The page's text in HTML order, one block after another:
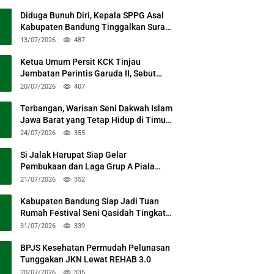
Diduga Bunuh Diri, Kepala SPPG Asal
Kabupaten Bandung Tinggalkan Surat
Permohonan Maaf
13/07/2026 487
Ketua Umum Persit KCK Tinjau
Jembatan Perintis Garuda II, Sebut
Simbol Kebersamaan TNI dan Rakyat
20/07/2026 407
Terbangan, Warisan Seni Dakwah Islam
Jawa Barat yang Tetap Hidup di Timur
Kabupaten Bandung
24/07/2026 355
Si Jalak Harupat Siap Gelar
Pembukaan dan Laga Grup A Piala
Presiden 2026 Sabtu Mendatang
21/07/2026 352
Kabupaten Bandung Siap Jadi Tuan
Rumah Festival Seni Qasidah Tingkat
Nasional
31/07/2026 339
BPJS Kesehatan Permudah Pelunasan
Tunggakan JKN Lewat REHAB 3.0
20/07/2026 335